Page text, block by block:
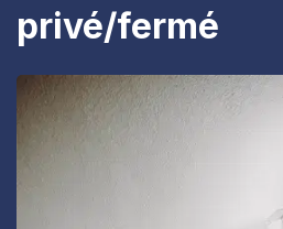
privé/fermé